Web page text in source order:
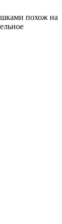
похож на